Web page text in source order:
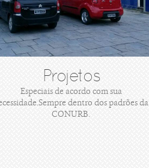
Projetos
Especiais de acordo com sua
dentro dos padrões da
CONURB.